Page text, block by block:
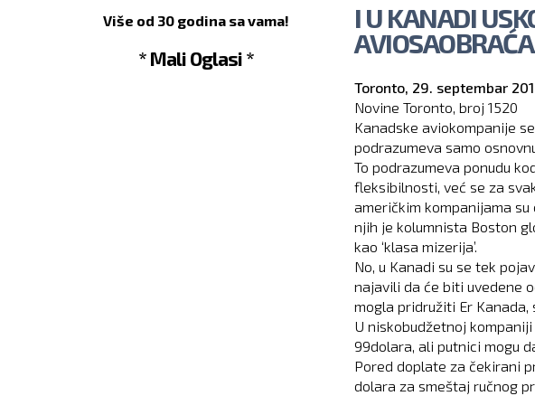
Više od 30 godina sa vama!
* Mali Oglasi *
I U KANADI
Toronto, 29. septembar
Novine Toronto, broj 1520
Kanadske aviokompanije
podrazumeva samo
To podrazumeva ponudu
fleksibilnosti, već se za
američkim kompanijama
njih je kolumnista Boston
kao ‘klasa mizerija’.
No, u Kanadi su se tek
najavili da će biti uvedene
mogla pridružiti Er Kanada,
U niskobudžetnoj
99dolara, ali putnici mogu
Pored doplate za čekirani
dolara za smeštaj ručnog